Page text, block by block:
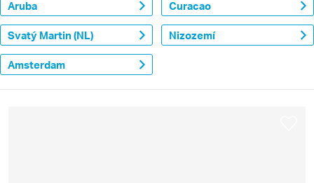
Aruba Curacao
Svatý Martin (NL) Nizozemí
Amsterdam